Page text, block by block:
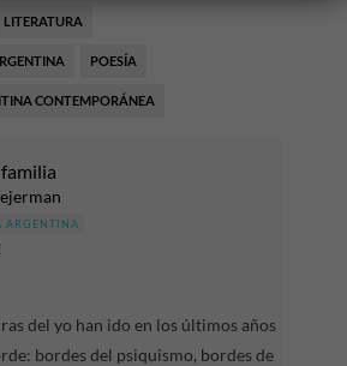
LITERATURA
POESÍA
CONTEMPORÁNEA
ARGENTINA
del yo han ido en los últimos años
bordes del psiquismo, bordes de